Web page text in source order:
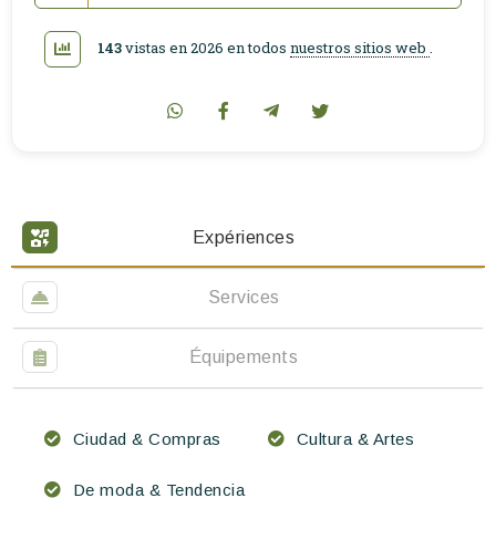
Expériences
Services
Équipements
Ciudad & Compras Cultura & Artes
De moda & Tendencia
143vistas en 2026 en todos nuestros sitios web .